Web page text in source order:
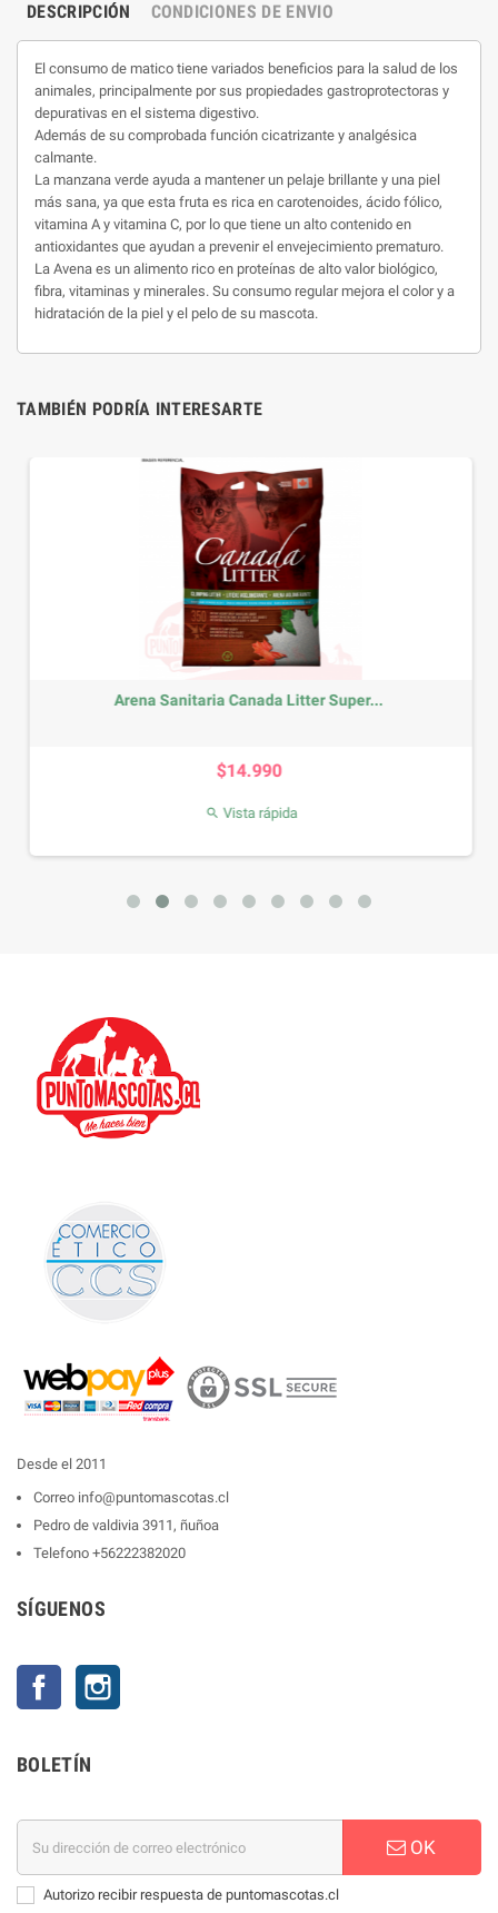
DESCRIPCIÓN CONDICIONES DE ENVIO
El consumo de matico tiene variados beneficios para la salud de los
animales, principalmente por sus propiedades gastroprotectoras y
depurativas en el sistema digestivo.
Además de su comprobada función cicatrizante y analgésica
calmante.
La manzana verde ayuda a mantener un pelaje brillante y una piel
más sana, ya que esta fruta es rica en carotenoides, ácido fólico,
vitamina A y vitamina C, por lo que tiene un alto contenido en
antioxidantes que ayudan a prevenir el envejecimiento prematuro.
La Avena es un alimento rico en proteínas de alto valor biológico,
fibra, vitaminas y minerales. Su consumo regular mejora el color y a
hidratación de la piel y el pelo de su mascota.
TAMBIÉN PODRÍA INTERESARTE
Arena Sanitaria Canada Litter Super...
$14.990
Vista rápida
Desde el 2011
Correo info@puntomascotas.cl
Pedro de valdivia 3911, ñuñoa
Telefono +56222382020
SÍGUENOS
Facebook
BOLETÍN
OK
Autorizo recibir respuesta de puntomascotas.cl